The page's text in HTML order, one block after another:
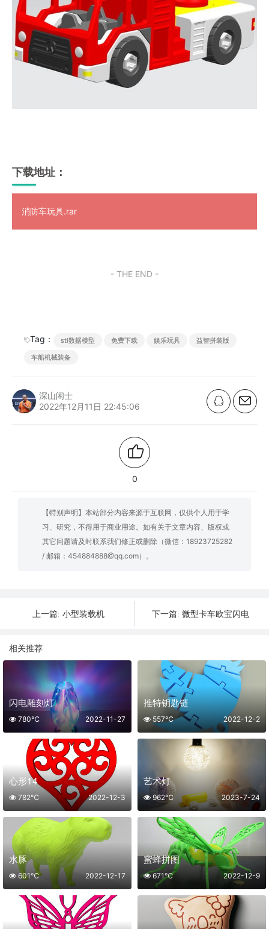
下载地址：
消防车玩具.rar
- THE END -
Tag： stl数据模型 免费下载 娱乐玩具
益智拼装版
车船机械装备
深山闲士
2022年12月11日 22:45:06
0
【特别声明】本站部分内容来源于互联网，仅供个人用于学
习、研究，不得用于商业用途。如有关于文章内容、版权或
其它问题请及时联系我们修正或删除（微信：18923725282
/ 邮箱：454884888@qq.com）。
上一篇: 小型装载机 下一篇: 微型卡车欧宝闪电
相关推荐
闪电雕刻灯
2022-11-27
780℃
推特钥匙链
2022-12-2
557℃
心形14
2022-12-3
782℃
艺术灯
2023-7-24
962℃
水豚
2022-12-17
601℃
蜜蜂拼图
2022-12-9
671℃